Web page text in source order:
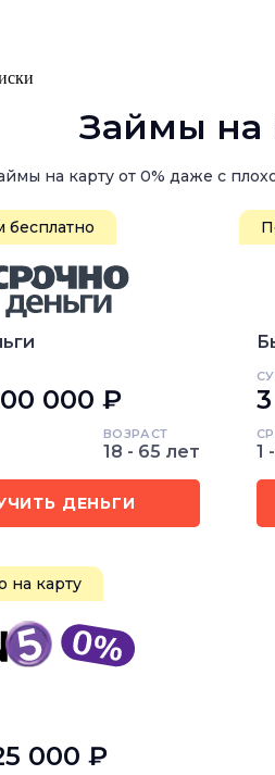
Займы на
на карту от 0% даже с
000 ₽
ВОЗРАСТ
18 - 65 лет
ДЕНЬГИ
1
на карту
000 ₽